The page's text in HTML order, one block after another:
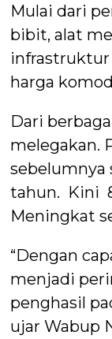
Mulai dari
bibit, alat
infrastruktur
harga
Dari
melegakan.
sebelumnya
tahun. Kini
Meningkat
“Dengan
menjadi
penghasil
ujar Wabup